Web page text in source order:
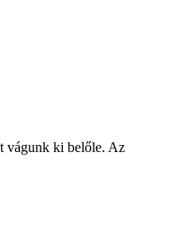
vágunk ki belőle. Az